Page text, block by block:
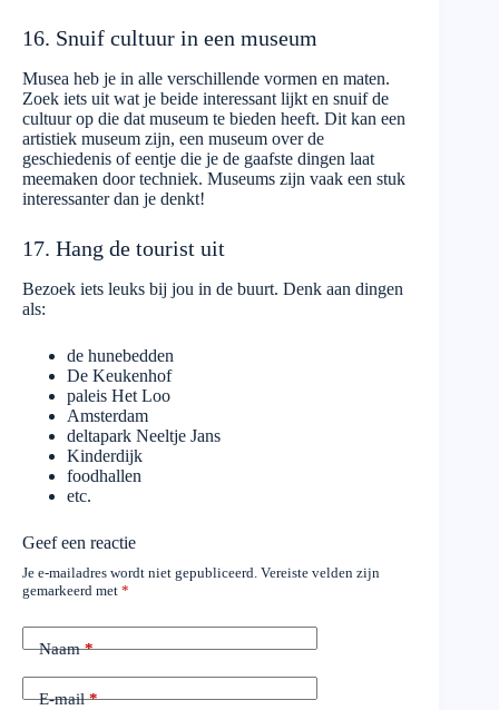
16. Snuif cultuur in een museum
Musea heb je in alle verschillende vormen en maten.
Zoek iets uit wat je beide interessant lijkt en snuif de
cultuur op die dat museum te bieden heeft. Dit kan een
artistiek museum zijn, een museum over de
geschiedenis of eentje die je de gaafste dingen laat
meemaken door techniek. Museums zijn vaak een stuk
interessanter dan je denkt!
17. Hang de tourist uit
Bezoek iets leuks bij jou in de buurt. Denk aan dingen
als:
de hunebedden
De Keukenhof
paleis Het Loo
Amsterdam
deltapark Neeltje Jans
Kinderdijk
foodhallen
etc.
Geef een reactie
Je e-mailadres wordt niet gepubliceerd. Vereiste velden zijn
gemarkeerd met *
Naam*
E-mail*